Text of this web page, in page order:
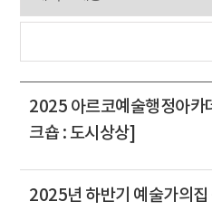
2025 아르코예술행정아카
크숍 : 도시상상]
2025년 하반기 예술가의